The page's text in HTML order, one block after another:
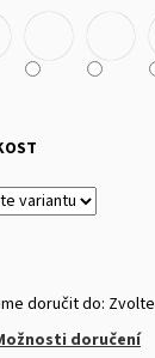
doručit do:
doručení
32 Kč